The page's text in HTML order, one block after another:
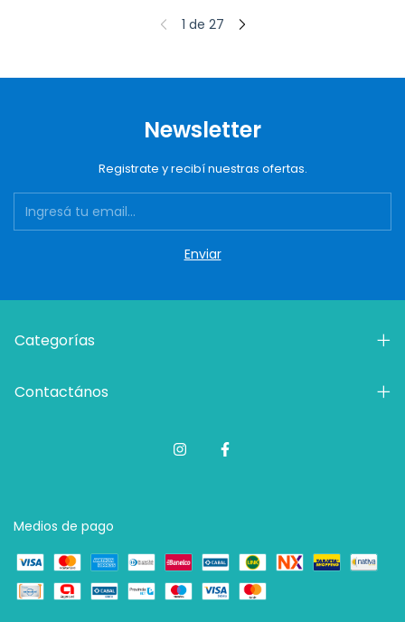
1 de 27
Newsletter
Registrate y recibí nuestras ofertas.
Categorías
Contactános
Medios de pago